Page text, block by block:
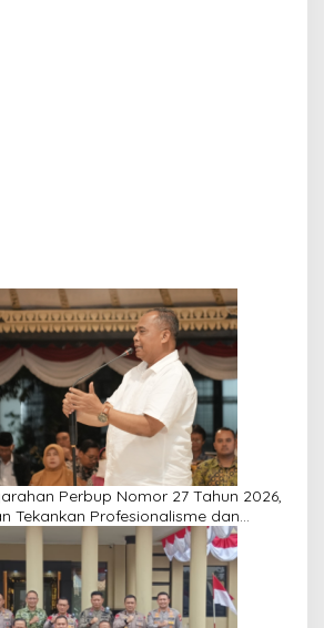
Perbup Nomor 27 Tahun 2026,
Tekankan Profesionalisme dan